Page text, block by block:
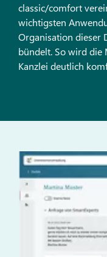
classic/comfort
wichtigsten
Organisation dieser
bündelt. So wird die
Kanzlei deutlich